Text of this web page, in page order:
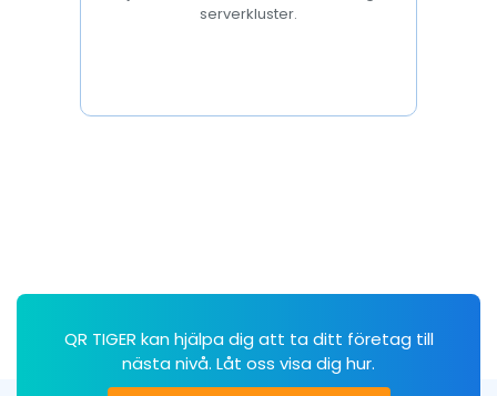
serverkluster.
QR TIGER kan hjälpa dig att ta ditt företag till
nästa nivå. Låt oss visa dig hur.